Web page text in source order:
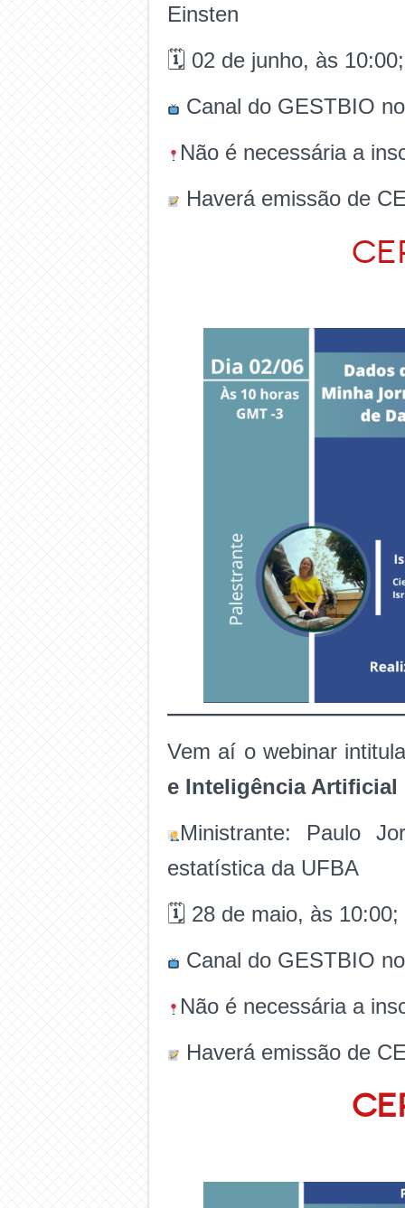
Einsten
🗓 02 de junho, às 10:00;
Canal do GESTBIO
Não é necessária a
Haverá emissão de
Vem aí o webinar
e Inteligência Artificial
Ministrante: Paulo
estatística da UFBA
🗓 28 de maio, às 10:00;
Canal do GESTBIO
Não é necessária a
Haverá emissão de